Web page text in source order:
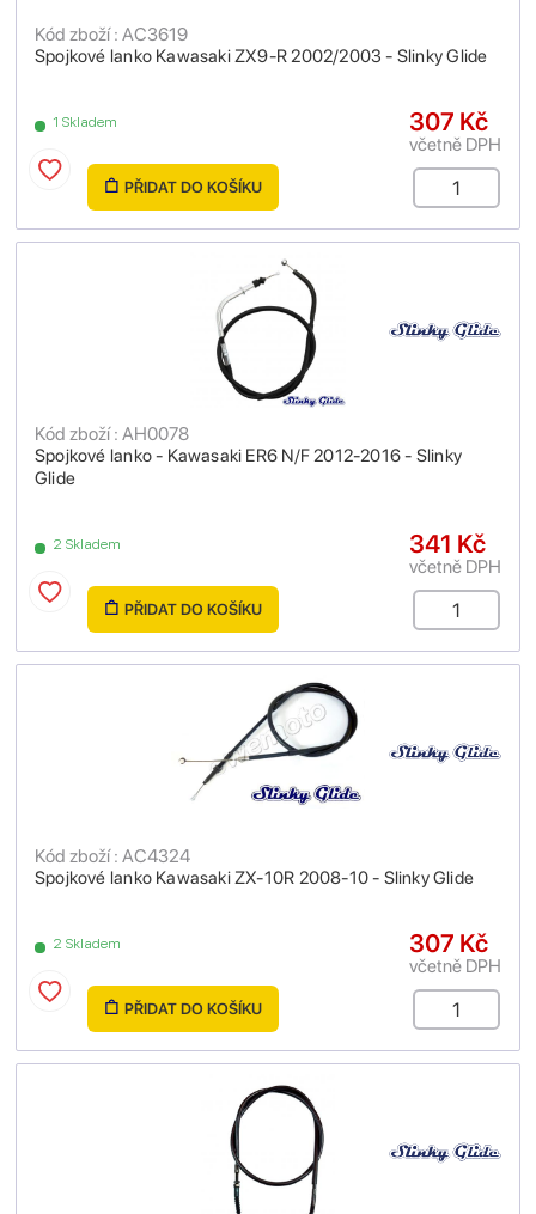
Spojkové lanko Kawasaki ZX9-R 2002/2003 - Slinky Glide
Kód zboží : AC3619
1 Skladem 307 Kč
včetně DPH
PŘIDAT DO KOŠÍKU
Spojkové lanko - Kawasaki ER6 N/F 2012-2016 - Slinky
Glide
Kód zboží : AH0078
2 Skladem 341 Kč
včetně DPH
PŘIDAT DO KOŠÍKU
Spojkové lanko Kawasaki ZX-10R 2008-10 - Slinky Glide
Kód zboží : AC4324
2 Skladem 307 Kč
včetně DPH
PŘIDAT DO KOŠÍKU